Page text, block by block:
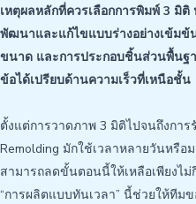
เหตุผลหลักที่ควรเลือกการพิมพ์ 3 มิ
พัฒนาและแก้ไขแบบร่างอย่างเข้ม
ขนาด และการประกอบชิ้นส่วนพื้นฐ
ข้อได้เปรียบด้านความเร็วที่เหนือชั้น
ตั้งแต่การวาดภาพ 3 มิติไปจนถึงการ
Remolding มักใช้เวลาหลายวันหรื
สามารถลดขั้นตอนนี้ให้เหลือเพียงไ
“การผลิตแบบทันเวลา” นี้ช่วยให้ที